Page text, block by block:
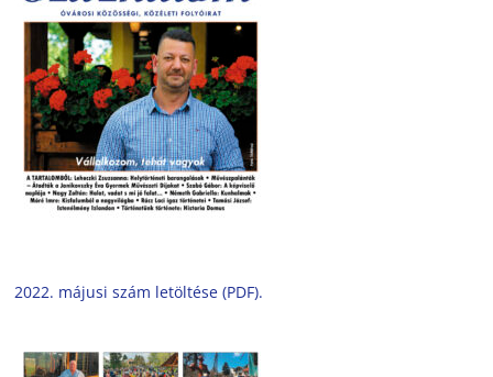
2022. májusi szám letöltése (PDF).